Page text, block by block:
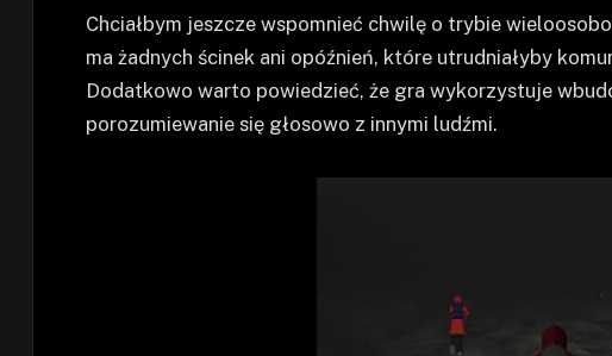
Chciałbym jeszcze wspomnieć chwilę o trybie
ma żadnych ścinek ani opóźnień, które utrudniałyby
Dodatkowo warto powiedzieć, że gra wykorzystuje
porozumiewanie się głosowo z innymi ludźmi.